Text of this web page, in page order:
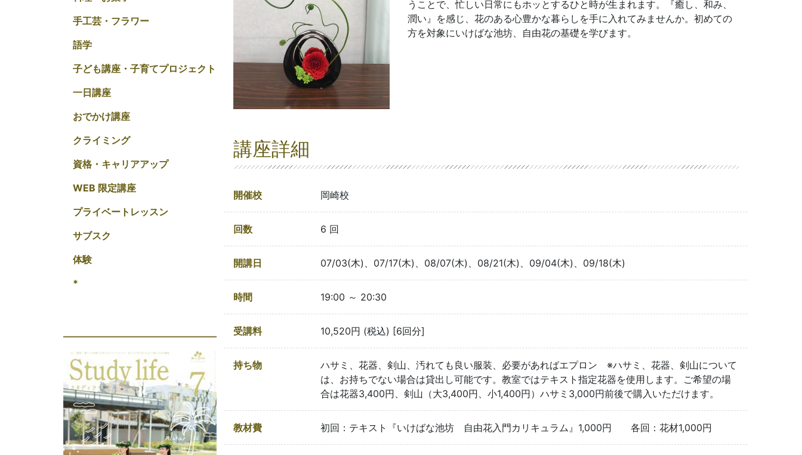
手工芸・フラワー
語学
子ども講座・子育てプロジェクト
一日講座
おでかけ講座
クライミング
資格・キャリアアップ
WEB 限定講座
プライベートレッスン
サブスク
体験
*
うことで、忙しい日常にもホッとするひと時が生まれます。『癒し、和み、
潤い』を感じ、花のある心豊かな暮らしを手に入れてみませんか。初めての
方を対象にいけばな池坊、自由花の基礎を学びます。
講座詳細
開催校 岡崎校
回数 6 回
開講日 07/03(木)、07/17(木)、08/07(木)、08/21(木)、09/04(木)、09/18(木)
時間 19:00 ～ 20:30
受講料 10,520円 (税込) [6回分]
持ち物
ハサミ、花器、剣山、汚れても良い服装、必要があればエプロン ※ハサミ、花器、剣山について
は、お持ちでない場合は貸出し可能です。教室ではテキスト指定花器を使用します。ご希望の場
合は花器3,400円、剣山（大3,400円、小1,400円）ハサミ3,000円前後で購入いただけます。
教材費 初回：テキスト『いけばな池坊 自由花入門カリキュラム』1,000円 各回：花材1,000円